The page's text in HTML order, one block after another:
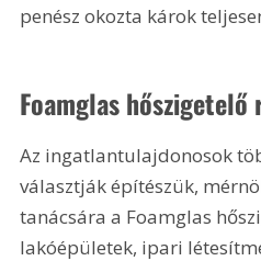
penész okozta károk
Foamglas hőszigetelő
Az ingatlantulajdonosok
választják építészük,
tanácsára a Foamglas
lakóépületek, ipari